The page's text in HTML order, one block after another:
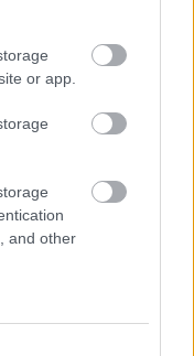
or app.
and other
ott...